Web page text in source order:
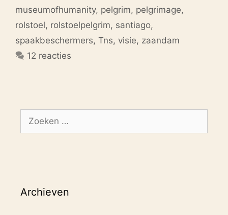
museumofhumanity, pelgrim, pelgrimage,
rolstoel, rolstoelpelgrim, santiago,
spaakbeschermers, Tns, visie, zaandam
12 reacties
naar:
Archieven